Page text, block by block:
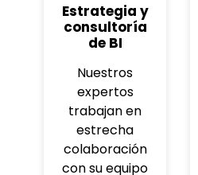
Estrategia y
consultoría
de BI
Nuestros
expertos
trabajan en
estrecha
colaboración
con su equipo